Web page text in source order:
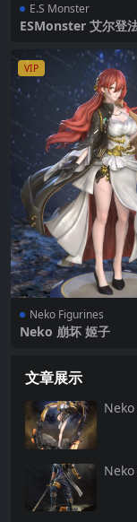
E.S Monster
ESMonster 艾尔登
VIP
Neko Figurines
Neko 崩坏 姬子
文章展示